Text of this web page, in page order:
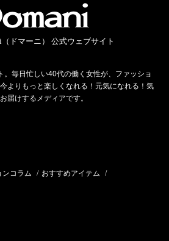
ドマーニ） 公式ウェブサイト
毎日忙しい40代の働く女性が、ファッショ
よりもっと楽しくなれる！元気になれる！気
届けするメディアです。
ンコラム / おすすめアイテム /